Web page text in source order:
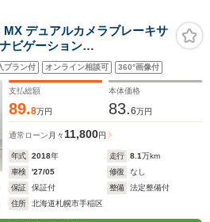
デュアルカメラブレーキサ
ビゲーション
イブレコーダー前方・社外
ーキサポート・クルーズコン
シスト・横滑り防止装置
プラン付 オンライン相談可 360°画像付
支払総額
89.8万円
本体価格
83.6万円
通常ローン 月々 11,800円
年式 2018年 走行 8.1万km
車検
'27/05 修復
なし
保証
保証付 整備
法定整備付
住所
北海道札幌市手稲区